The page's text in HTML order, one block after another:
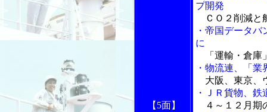
【5面】
プ開発
ＣＯ２削減と
・帝国データ
に
「運輸・倉庫
・物流連、「
大阪、東京、
・ＪＲ貨物、
４～１２月期